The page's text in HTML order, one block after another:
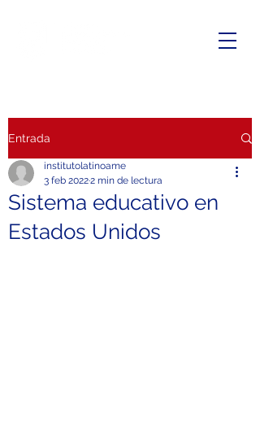
Entrada
Sistema educativo en
Estados Unidos
institutolatinoame
3 feb 20222 min de lectura